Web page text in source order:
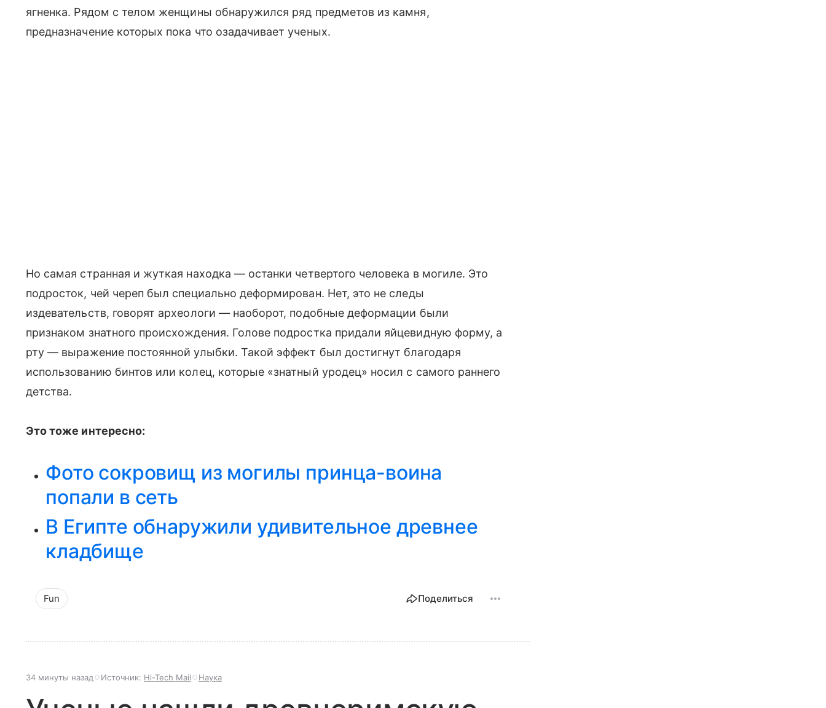
ягненка. Рядом с телом женщины обнаружился ряд предметов из камня,
предназначение которых пока что озадачивает ученых.
Но самая странная и жуткая находка — останки четвертого человека в могиле. Это
подросток, чей череп был специально деформирован. Нет, это не следы
издевательств, говорят археологи — наоборот, подобные деформации были
признаком знатного происхождения. Голове подростка придали яйцевидную форму, а
рту — выражение постоянной улыбки. Такой эффект был достигнут благодаря
использованию бинтов или колец, которые «знатный уродец» носил с самого раннего
детства.
Это тоже интересно:
Фото сокровищ из могилы принца-воина
попали в сеть
В Египте обнаружили удивительное древнее
кладбище
Fun Поделиться
34 минуты назад Источник: Hi-Tech Mail Наука